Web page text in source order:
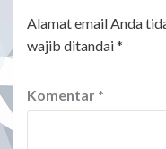
Alamat email Anda
wajib ditandai*
Komentar *